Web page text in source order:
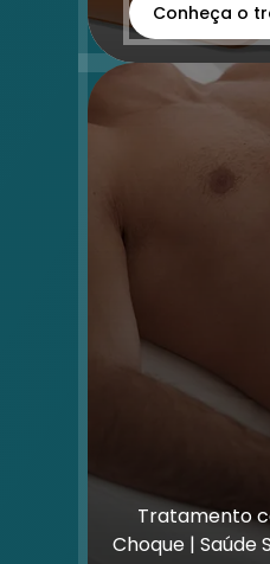
Conheça o
Tratamento
Choque | Saúde